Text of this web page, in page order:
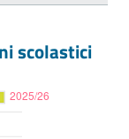
scolastici